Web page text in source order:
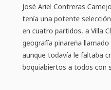
José Ariel Contreras
tenía una potente
en cuatro partidos, a Villa
geografía pinareña
aunque todavía le faltaba
boquiabiertos a todos con